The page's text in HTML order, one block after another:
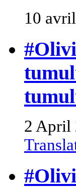
10
2 April